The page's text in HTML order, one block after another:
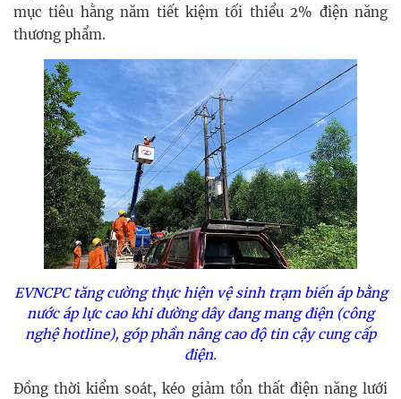
mục tiêu hằng năm tiết kiệm tối thiểu 2% điện năng
thương phẩm.
EVNCPC tăng cường thực hiện vệ sinh trạm biến áp bằng
nước áp lực cao khi đường dây đang mang điện (công
nghệ hotline), góp phần nâng cao độ tin cậy cung cấp
điện.
Đồng thời kiểm soát, kéo giảm tổn thất điện năng lưới